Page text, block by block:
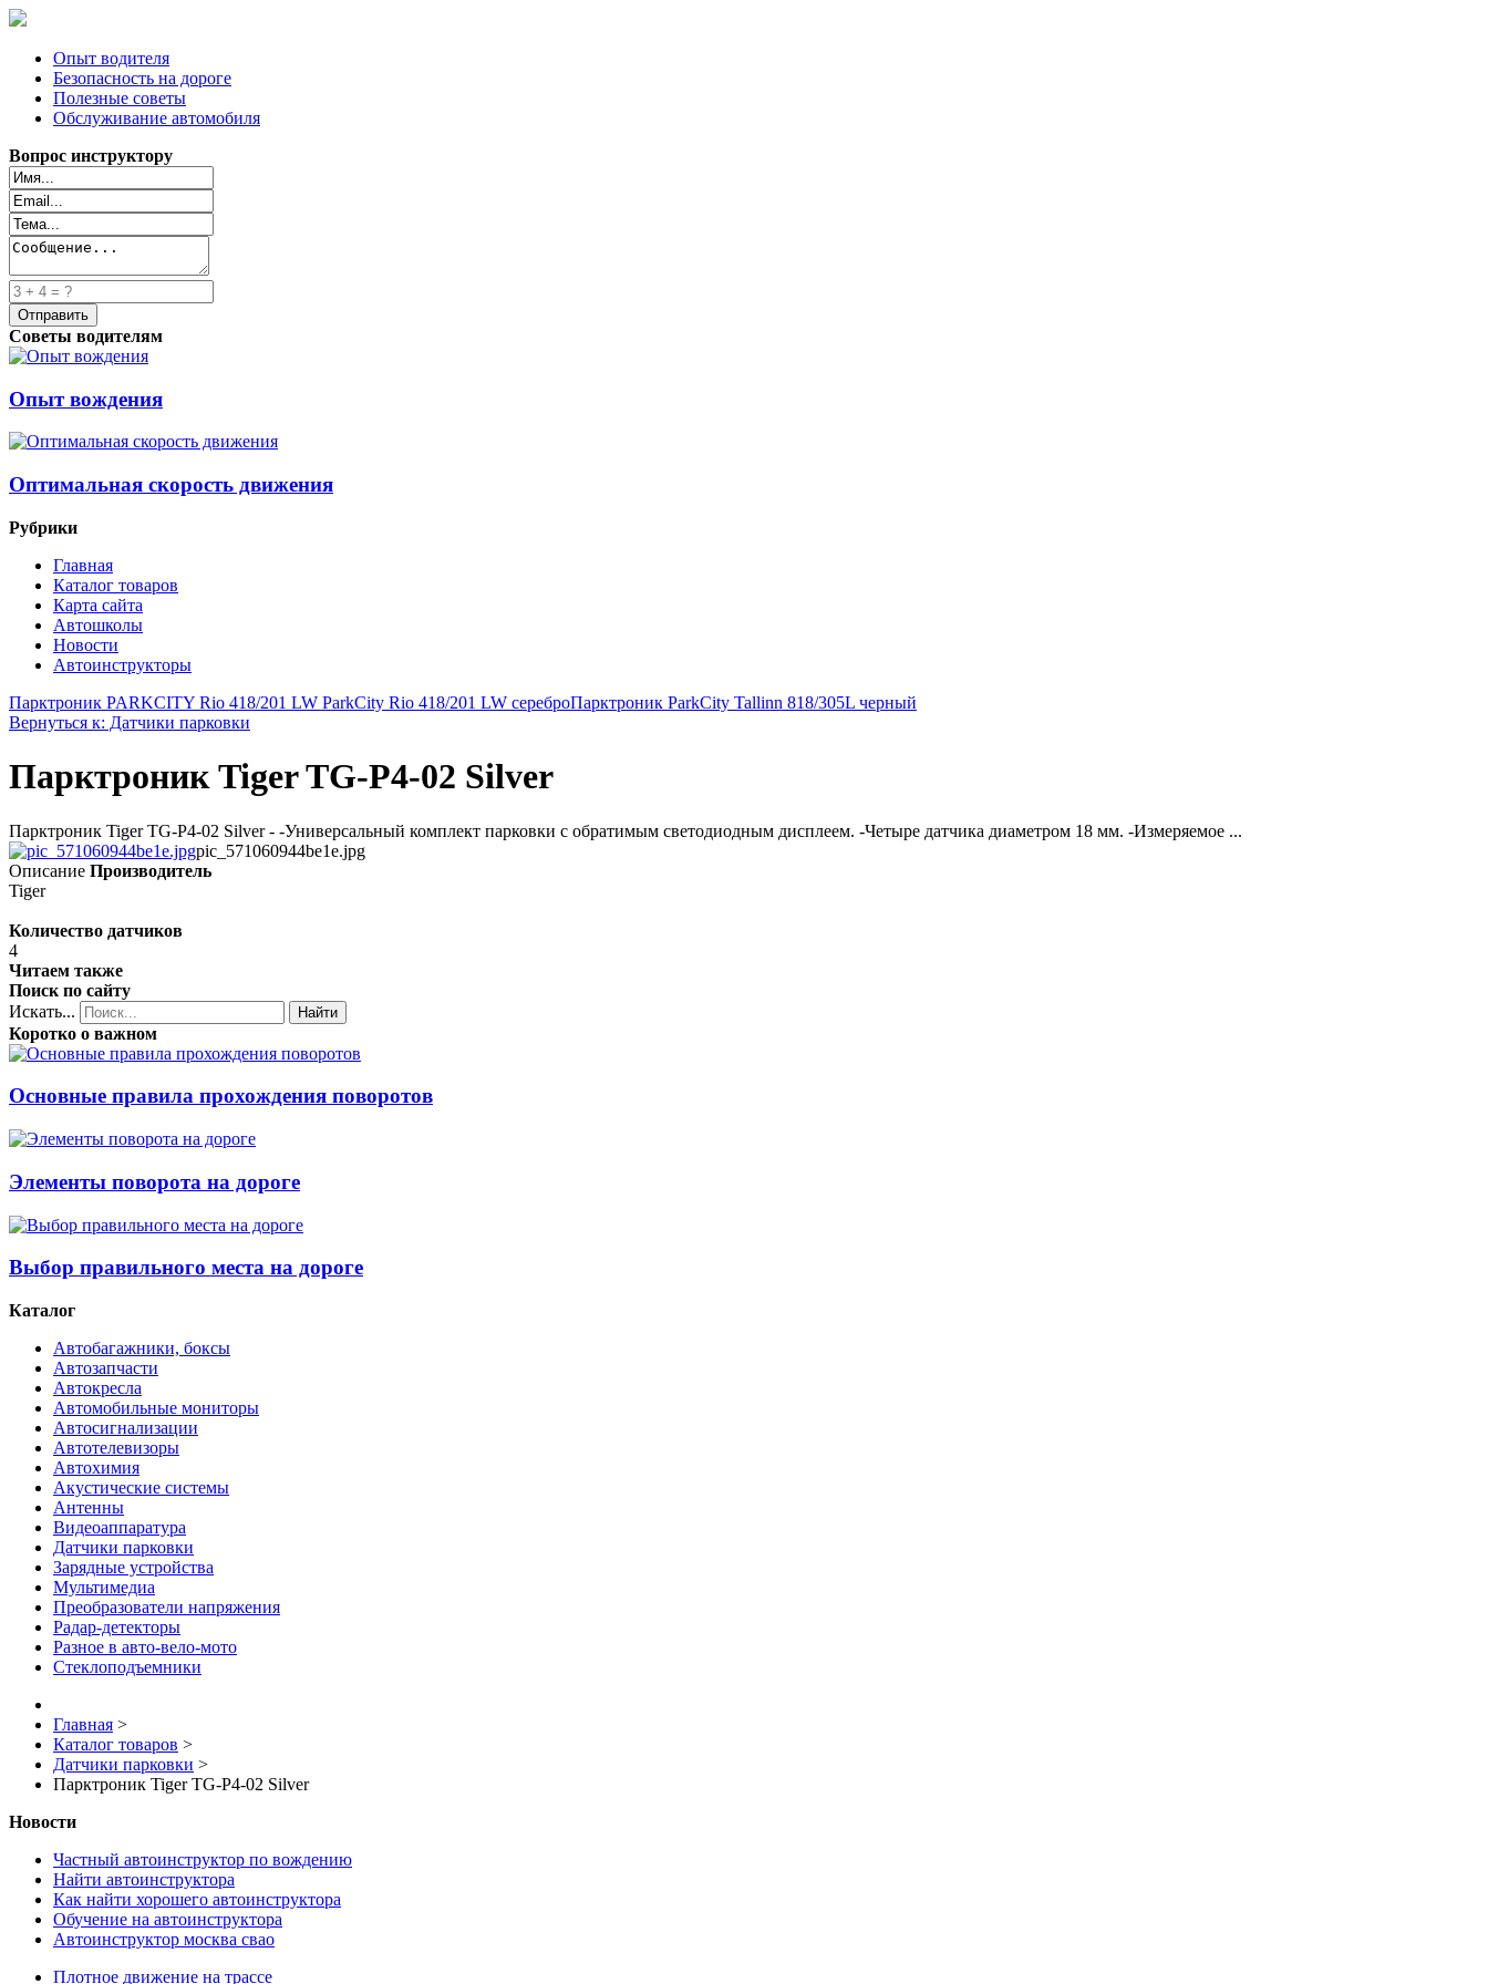
Опыт водителя
Безопасность на дороге
Полезные советы
Обслуживание автомобиля
Вопрос инструктору
Советы водителям
Опыт вождения
Оптимальная скорость движения
Рубрики
Главная
Каталог товаров
Карта сайта
Автошколы
Новости
Автоинструкторы
Парктроник PARKCITY Rio 418/201 LW ParkCity Rio 418/201 LW сереброПарктроник ParkCity Tallinn 818/305L черный
Вернуться к: Датчики парковки
Парктроник Tiger TG-P4-02 Silver
Парктроник Tiger TG-P4-02 Silver - -Универсальный комплект парковки с обратимым светодиодным дисплеем. -Четыре датчика диаметром 18 мм. -Измеряемое ...
pic_571060944be1e.jpg
Описание Производитель
Tiger
Количество датчиков
4
Читаем также
Поиск по сайту
Искать...
Найти
Коротко о важном
Основные правила прохождения поворотов
Элементы поворота на дороге
Выбор правильного места на дороге
Каталог
Автобагажники, боксы
Автозапчасти
Автокресла
Автомобильные мониторы
Автосигнализации
Автотелевизоры
Автохимия
Акустические системы
Антенны
Видеоаппаратура
Датчики парковки
Зарядные устройства
Мультимедиа
Преобразователи напряжения
Радар-детекторы
Разное в авто-вело-мото
Стеклоподъемники
Главная >
Каталог товаров >
Датчики парковки >
Парктроник Tiger TG-P4-02 Silver
Новости
Частный автоинструктор по вождению
Найти автоинструктора
Как найти хорошего автоинструктора
Обучение на автоинструктора
Автоинструктор москва свао
Плотное движение на трассе